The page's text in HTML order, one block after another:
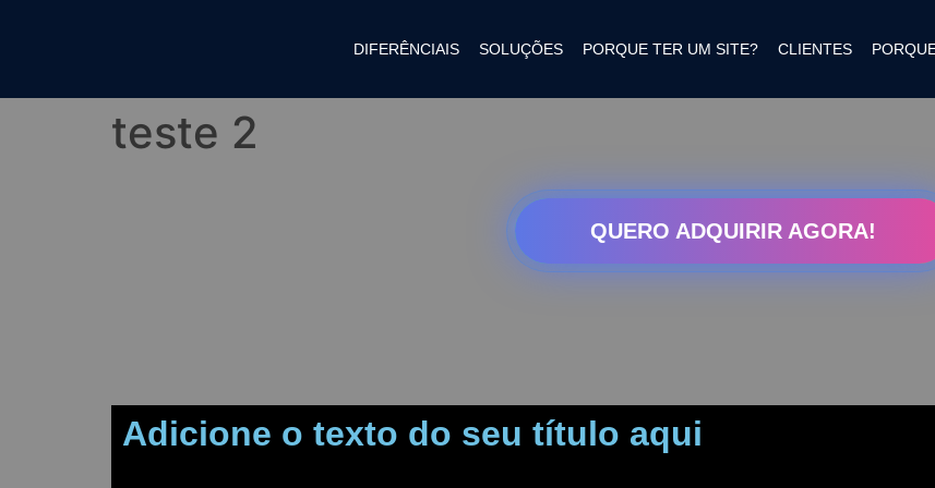
DIFERÊNCIAIS SOLUÇÕES PORQUE TER UM SITE? CLIENTES
teste 2
QUERO ADQUIRIR AGORA!
Adicione o texto do seu título aqui